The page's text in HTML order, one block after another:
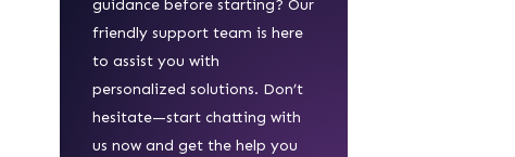
guidance before starting? Our
friendly support team is here
to assist you with
personalized solutions. Don’t
hesitate—start chatting with
us now and get the help you